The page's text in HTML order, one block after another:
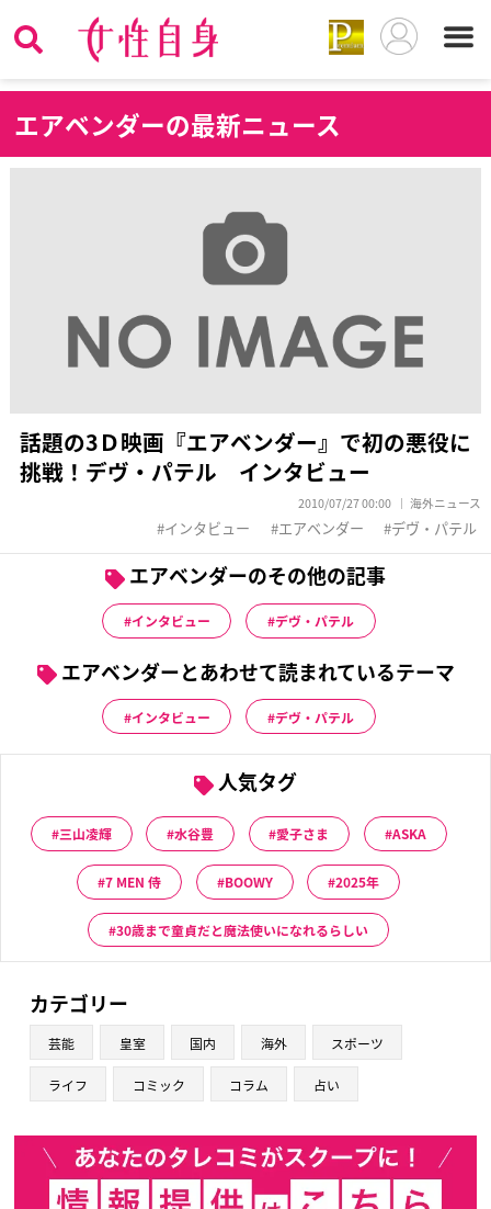
エアベンダーの最新ニュース
話題の3Ｄ映画『エアベンダー』で初の悪役に
挑戦！デヴ・パテル インタビュー
2010/07/27 00:00 海外ニュース
インタビュー エアベンダー デヴ・パテル
エアベンダーのその他の記事
インタビュー デヴ・パテル
エアベンダーとあわせて読まれているテーマ
インタビュー デヴ・パテル
人気タグ
三山凌輝 水谷豊 愛子さま ASKA
7 MEN 侍 BOOWY 2025年
30歳まで童貞だと魔法使いになれるらしい
カテゴリー
芸能 皇室 国内 海外 スポーツ
ライフ コミック コラム 占い